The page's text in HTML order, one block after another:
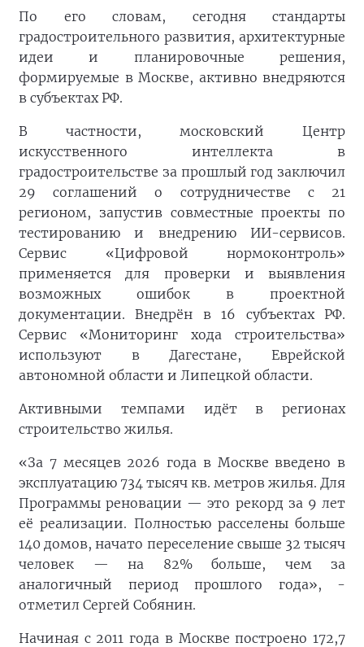
По его словам, сегодня стандарты
градостроительного развития, архитектурные
идеи и планировочные решения,
формируемые в Москве, активно внедряются
в субъектах РФ.
В частности, московский Центр
искусственного интеллекта в
градостроительстве за прошлый год заключил
29 соглашений о сотрудничестве с 21
регионом, запустив совместные проекты по
тестированию и внедрению ИИ-сервисов.
Сервис «Цифровой нормоконтроль»
применяется для проверки и выявления
возможных ошибок в проектной
документации. Внедрён в 16 субъектах РФ.
Сервис «Мониторинг хода строительства»
используют в Дагестане, Еврейской
автономной области и Липецкой области.
Активными темпами идёт в регионах
строительство жилья.
«За 7 месяцев 2026 года в Москве введено в
эксплуатацию 734 тысяч кв. метров жилья. Для
Программы реновации — это рекорд за 9 лет
её реализации. Полностью расселены больше
140 домов, начато переселение свыше 32 тысяч
человек — на 82% больше, чем за
аналогичный период прошлого года», -
отметил Сергей Собянин.
Начиная с 2011 года в Москве построено 172,7